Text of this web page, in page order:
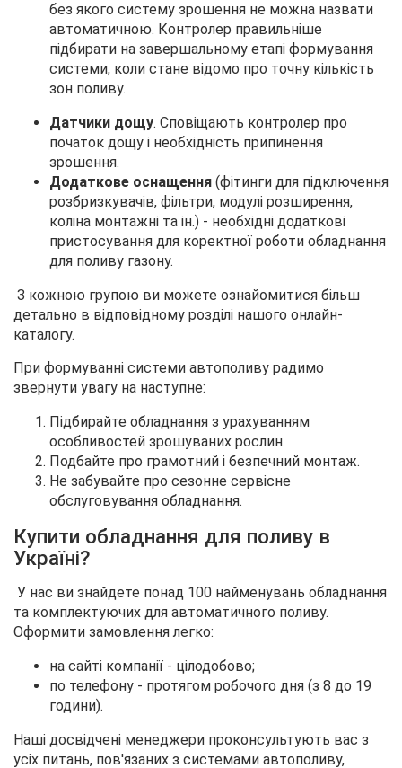
без якого систему зрошення не можна назвати
автоматичною. Контролер правильніше
підбирати на завершальному етапі формування
системи, коли стане відомо про точну кількість
зон поливу.
Датчики дощу. Сповіщають контролер про
початок дощу і необхідність припинення
зрошення.
Додаткове оснащення (фітинги для підключення
розбризкувачів, фільтри, модулі розширення,
коліна монтажні та ін.) - необхідні додаткові
пристосування для коректної роботи обладнання
для поливу газону.
З кожною групою ви можете ознайомитися більш
детально в відповідному розділі нашого онлайн-
каталогу.
При формуванні системи автополиву радимо
звернути увагу на наступне:
Підбирайте обладнання з урахуванням
особливостей зрошуваних рослин.
Подбайте про грамотний і безпечний монтаж.
Не забувайте про сезонне сервісне
обслуговування обладнання.
Купити обладнання для поливу в
Україні?
У нас ви знайдете понад 100 найменувань обладнання
та комплектуючих для автоматичного поливу.
Оформити замовлення легко:
на сайті компанії - цілодобово;
по телефону - протягом робочого дня (з 8 до 19
години).
Наші досвідчені менеджери проконсультують вас з
усіх питань, пов'язаних з системами автополиву,